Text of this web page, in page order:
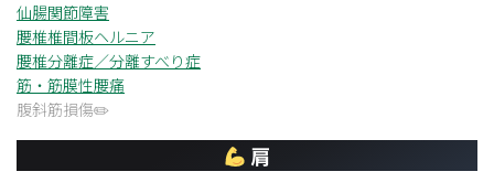
仙腸関節障害
腰椎椎間板ヘルニア
腰椎分離症／分離すべり症
筋・筋膜性腰痛
腹斜筋損傷
肩